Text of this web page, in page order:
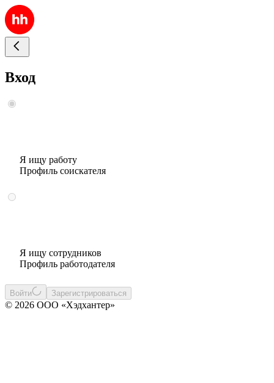
Вход
Я ищу работу
Профиль соискателя
Я ищу сотрудников
Профиль работодателя
Войти Зарегистрироваться
© 2026 ООО «Хэдхантер»